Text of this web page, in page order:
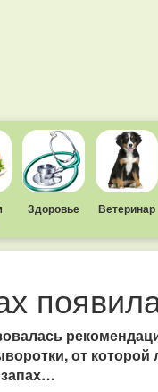
Здоровье Ветеринар
от которой